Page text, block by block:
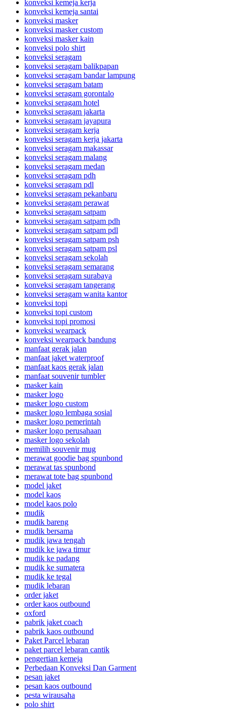
konveksi kemeja kerja
konveksi kemeja santai
konveksi masker
konveksi masker custom
konveksi masker kain
konveksi polo shirt
konveksi seragam
konveksi seragam balikpapan
konveksi seragam bandar lampung
konveksi seragam batam
konveksi seragam gorontalo
konveksi seragam hotel
konveksi seragam jakarta
konveksi seragam jayapura
konveksi seragam kerja
konveksi seragam kerja jakarta
konveksi seragam makassar
konveksi seragam malang
konveksi seragam medan
konveksi seragam pdh
konveksi seragam pdl
konveksi seragam pekanbaru
konveksi seragam perawat
konveksi seragam satpam
konveksi seragam satpam pdh
konveksi seragam satpam pdl
konveksi seragam satpam psh
konveksi seragam satpam psl
konveksi seragam sekolah
konveksi seragam semarang
konveksi seragam surabaya
konveksi seragam tangerang
konveksi seragam wanita kantor
konveksi topi
konveksi topi custom
konveksi topi promosi
konveksi wearpack
konveksi wearpack bandung
manfaat gerak jalan
manfaat jaket waterproof
manfaat kaos gerak jalan
manfaat souvenir tumbler
masker kain
masker logo
masker logo custom
masker logo lembaga sosial
masker logo pemerintah
masker logo perusahaan
masker logo sekolah
memilih souvenir mug
merawat goodie bag spunbond
merawat tas spunbond
merawat tote bag spunbond
model jaket
model kaos
model kaos polo
mudik
mudik bareng
mudik bersama
mudik jawa tengah
mudik ke jawa timur
mudik ke padang
mudik ke sumatera
mudik ke tegal
mudik lebaran
order jaket
order kaos outbound
oxford
pabrik jaket coach
pabrik kaos outbound
Paket Parcel lebaran
paket parcel lebaran cantik
pengertian kemeja
Perbedaan Konveksi Dan Garment
pesan jaket
pesan kaos outbound
pesta wirausaha
polo shirt